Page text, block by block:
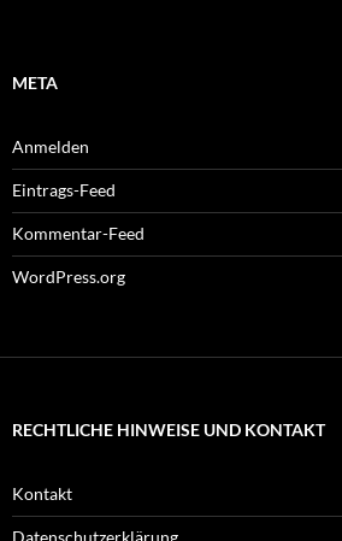
META
Anmelden
Eintrags-Feed
Kommentar-Feed
WordPress.org
RECHTLICHE HINWEISE UND KONTAKT
Kontakt
Datenschutzerklärung